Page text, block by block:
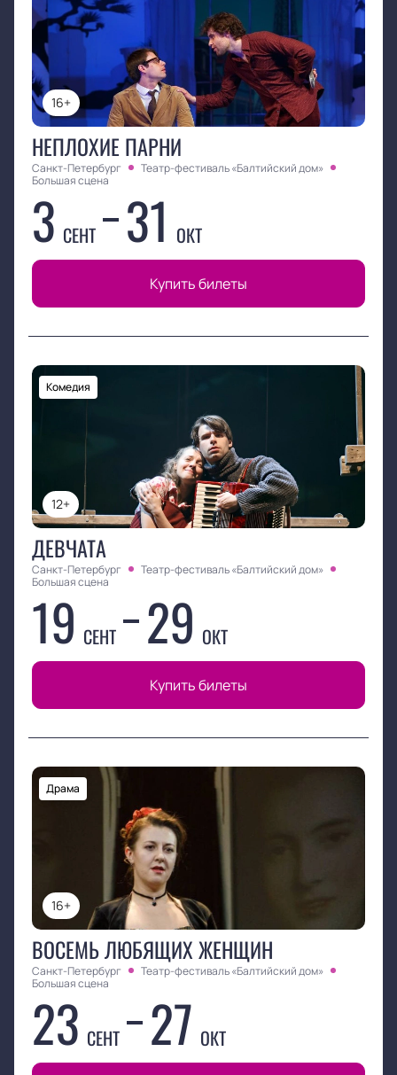
16+
НЕПЛОХИЕ ПАРНИ
Санкт-Петербург
Театр-фестиваль «Балтийский дом»
Большая сцена
3 СЕНТ 31 ОКТ
Купить билеты
12+
Комедия
ДЕВЧАТА
Санкт-Петербург
Театр-фестиваль «Балтийский дом»
Большая сцена
19 СЕНТ 29 ОКТ
Купить билеты
16+
Драма
ВОСЕМЬ ЛЮБЯЩИХ ЖЕНЩИН
Санкт-Петербург
Театр-фестиваль «Балтийский дом»
Большая сцена
23 СЕНТ 27 ОКТ